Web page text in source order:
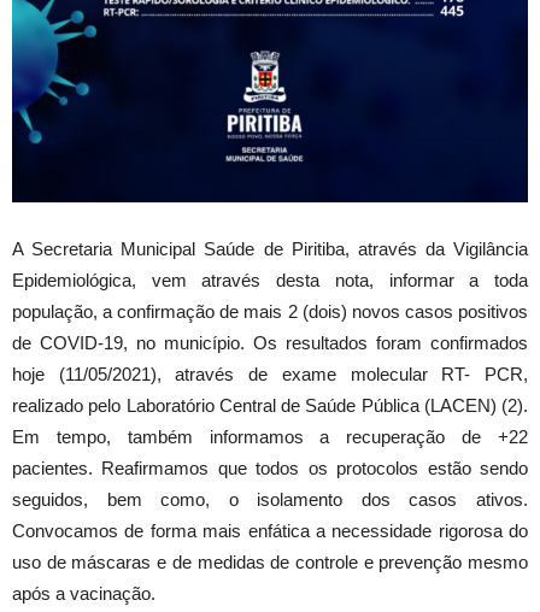
A Secretaria Municipal Saúde de Piritiba, através da Vigilância
Epidemiológica, vem através desta nota, informar a toda
população, a confirmação de mais 2 (dois) novos casos positivos
de COVID-19, no município. Os resultados foram confirmados
hoje (11/05/2021), através de exame molecular RT- PCR,
realizado pelo Laboratório Central de Saúde Pública (LACEN) (2).
Em tempo, também informamos a recuperação de +22
pacientes. Reafirmamos que todos os protocolos estão sendo
seguidos, bem como, o isolamento dos casos ativos.
Convocamos de forma mais enfática a necessidade rigorosa do
uso de máscaras e de medidas de controle e prevenção mesmo
após a vacinação.